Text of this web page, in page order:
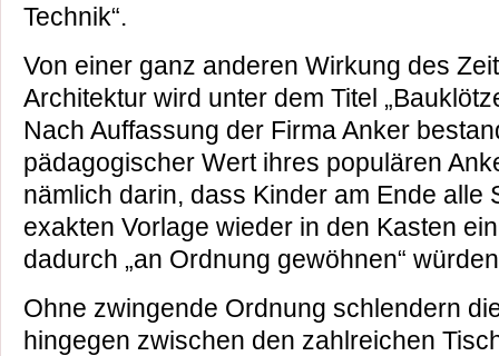
Technik“.
Von einer ganz anderen Wirkung des
Architektur wird unter dem Titel
Nach Auffassung der Firma Anker
pädagogischer Wert ihres populären
nämlich darin, dass Kinder am Ende alle
exakten Vorlage wieder in den Kasten
dadurch „an Ordnung gewöhnen“
Ohne zwingende Ordnung schlendern
hingegen zwischen den zahlreichen